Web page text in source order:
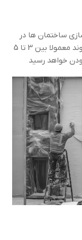
ساختمان ها در
مقابل سرما و گرما و صدا استفاده میشوند معمولا بین 3 تا 5
خواهد رسید